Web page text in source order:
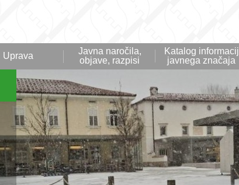
Uprava
Javna naročila,
objave, razpisi
Katalog informacij
javnega značaja